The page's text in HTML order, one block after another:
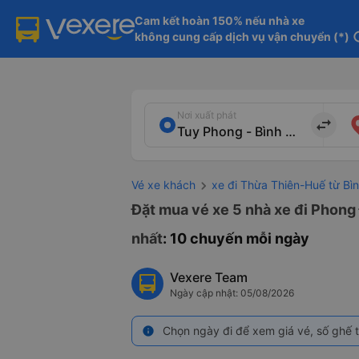
Cam kết hoàn 150% nếu nhà xe
không cung cấp dịch vụ vận chuyển (*)
Nơi xuất phát
import_export
Vé xe khách xe đi Thừa Thiên-Huế từ
Đặt mua vé xe 5 nhà xe đi
nhất: 10 chuyến mỗi ngày
Vexere Team
Ngày cập nhật: 05/08/2026
info Chọn ngày đi để xem giá vé, số